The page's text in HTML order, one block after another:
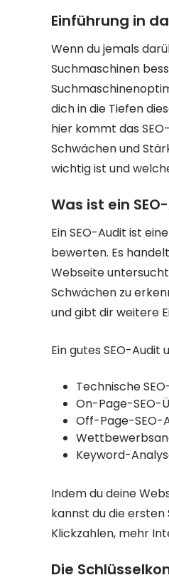
Einführung in
Wenn du jemals
Suchmaschinen
dich in die Tiefen
hier kommt das
Schwächen und
wichtig ist und
Was ist ein
Ein SEO-Audit ist
bewerten. Es
Webseite
Schwächen zu
und gibt dir weitere
Ein gutes SEO-
Technische
On-Page-SEO-
Off-Page-SEO-
Keyword-
Indem du deine
kannst du die
Klickzahlen, mehr
Die